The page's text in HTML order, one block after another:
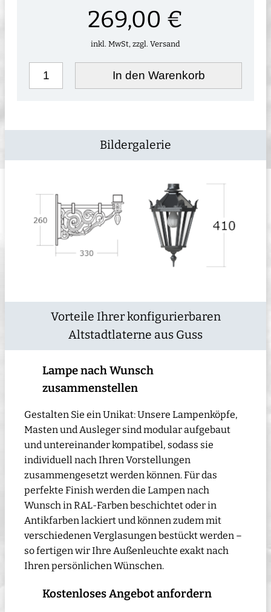
269,00 €
inkl. MwSt, zzgl. Versand
In den Warenkorb
Bildergalerie
Vorteile Ihrer konfigurierbaren
Altstadtlaterne aus Guss
Lampe nach Wunsch
zusammenstellen
Gestalten Sie ein Unikat: Unsere Lampenköpfe,
Masten und Ausleger sind modular aufgebaut
und untereinander kompatibel, sodass sie
individuell nach Ihren Vorstellungen
zusammengesetzt werden können. Für das
perfekte Finish werden die Lampen nach
Wunsch in RAL-Farben beschichtet oder in
Antikfarben lackiert und können zudem mit
verschiedenen Verglasungen bestückt werden –
so fertigen wir Ihre Außenleuchte exakt nach
Ihren persönlichen Wünschen.
Kostenloses Angebot anfordern